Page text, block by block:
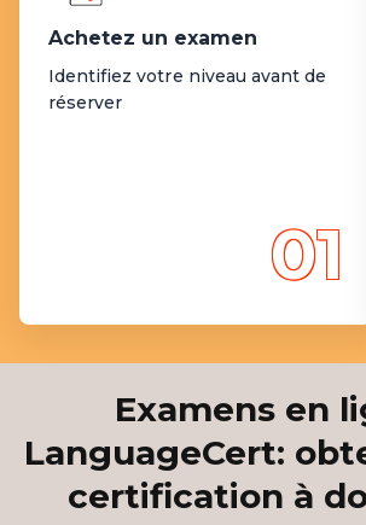
Achetez un examen
Identifiez votre niveau avant de
réserver
01
Examens en
LanguageCert:
certification à